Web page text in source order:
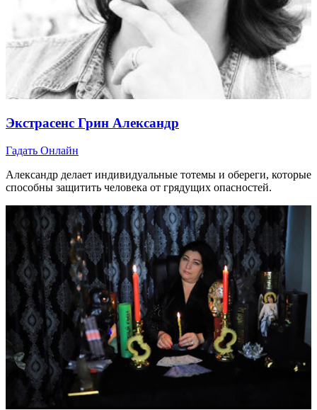
Экстрасенс Грин Александр
Гадать Онлайн
Александр делает индивидуальные тотемы и обереги, которые
способны защитить человека от грядущих опасностей.